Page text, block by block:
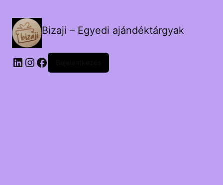
Bizaji – Egyedi ajándéktárgyak
LinkedIn
Instagram
Facebook